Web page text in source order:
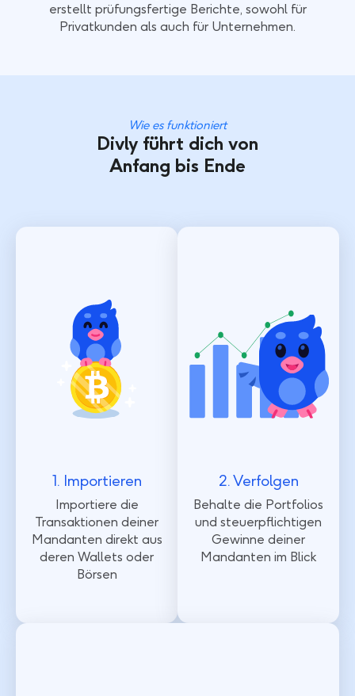
erstellt prüfungsfertige Berichte, sowohl für
Privatkunden als auch für Unternehmen.
Wie es funktioniert
Divly führt dich von
Anfang bis Ende
1. Importieren
Importiere die
Transaktionen deiner
Mandanten direkt aus
deren Wallets oder
Börsen
2. Verfolgen
Behalte die Portfolios
und steuerpflichtigen
Gewinne deiner
Mandanten im Blick